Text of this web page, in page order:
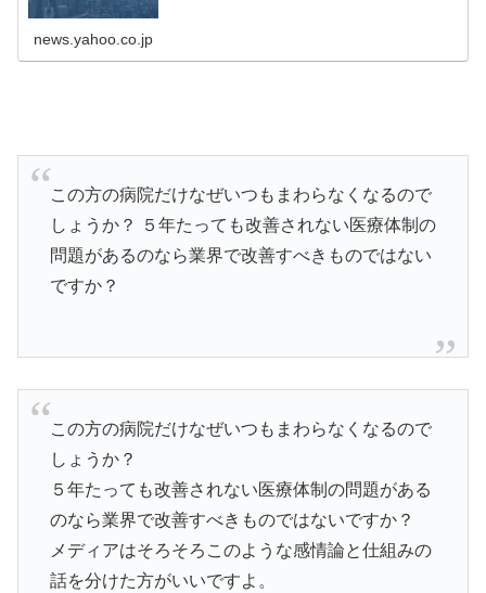
news.yahoo.co.jp
この方の病院だけなぜいつもまわらなくなるので
しょうか？ ５年たっても改善されない医療体制の
問題があるのなら業界で改善すべきものではない
ですか？
この方の病院だけなぜいつもまわらなくなるので
しょうか？
５年たっても改善されない医療体制の問題がある
のなら業界で改善すべきものではないですか？
メディアはそろそろこのような感情論と仕組みの
話を分けた方がいいですよ。